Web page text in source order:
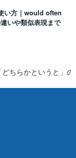
い方｜would often
いや類似表現まで
どちらかというと」